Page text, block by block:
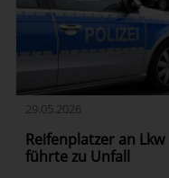
29.05.2026
Reifenplatzer an Lkw
führte zu Unfall